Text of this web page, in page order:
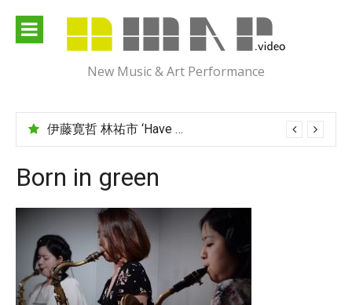
content
New Music & Art Performance
伊藤寛哲 林祐市 ‘Have You Met Ms Jones?’
Born in green